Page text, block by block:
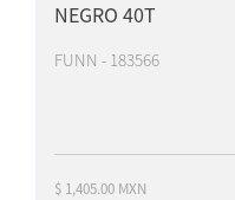
NEGRO 40T
FUNN - 183566
$ 1,405.00 MXN